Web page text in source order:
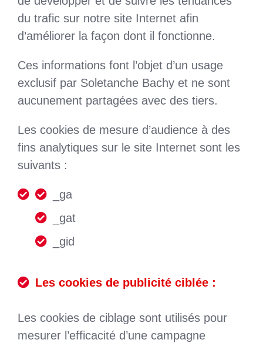
du trafic sur notre site Internet afin
d’améliorer la façon dont il fonctionne.
Ces informations font l’objet d’un usage
exclusif par Soletanche Bachy et ne sont
aucunement partagées avec des tiers.
Les cookies de mesure d’audience à des
fins analytiques sur le site Internet sont les
suivants :
_ga
_gat
_gid
Les cookies de publicité ciblée :
Les cookies de ciblage sont utilisés pour
mesurer l’efficacité d’une campagne